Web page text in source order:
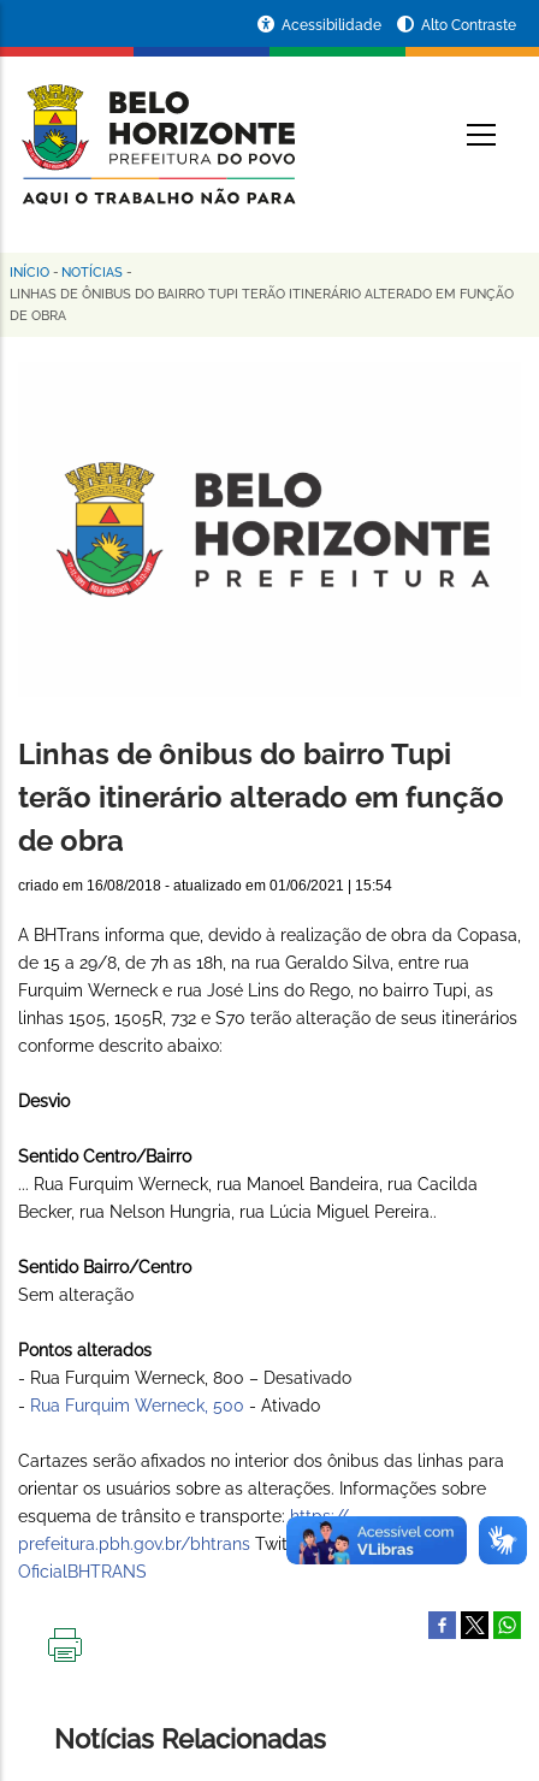
conteúdo
principal
da
Prefeitura
de
Horizonte
Acessibilidade Alto Contraste
Trilha
de
INÍCIO - NOTÍCIAS -
LINHAS DE ÔNIBUS DO BAIRRO TUPI TERÃO ITINERÁRIO ALTERADO EM FUNÇÃO
DE OBRA
Linhas de ônibus do bairro Tupi
terão itinerário alterado em função
de obra
criado em 16/08/2018 - atualizado em 01/06/2021 | 15:54
A BHTrans informa que, devido à realização de obra da Copasa,
de 15 a 29/8, de 7h as 18h, na rua Geraldo Silva, entre rua
Furquim Werneck e rua José Lins do Rego, no bairro Tupi, as
linhas 1505, 1505R, 732 e S70 terão alteração de seus itinerários
conforme descrito abaixo:
Desvio
Sentido Centro/Bairro
... Rua Furquim Werneck, rua Manoel Bandeira, rua Cacilda
Becker, rua Nelson Hungria, rua Lúcia Miguel Pereira..
Sentido Bairro/Centro
Sem alteração
Pontos alterados
- Rua Furquim Werneck, 800 – Desativado
- Rua Furquim Werneck, 500 - Ativado
Cartazes serão afixados no interior dos ônibus das linhas para
orientar os usuários sobre as alterações. Informações sobre
esquema de trânsito e transporte:https://
prefeitura.pbh.gov.br/bhtrans Twitter:www.twitter.com/
OficialBHTRANS
Notícias Relacionadas